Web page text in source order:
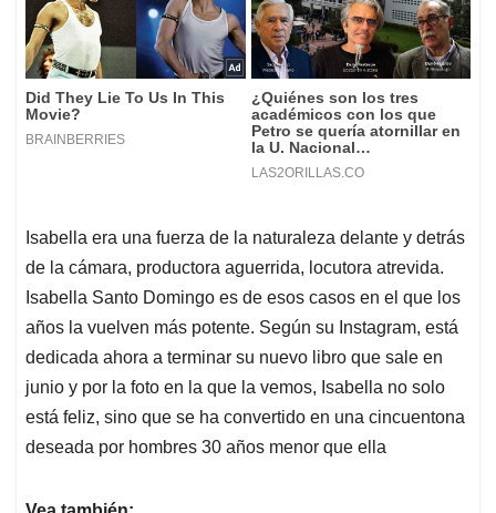
Isabella era una fuerza de la naturaleza delante y detrás
de la cámara, productora aguerrida, locutora atrevida.
Isabella Santo Domingo es de esos casos en el que los
años la vuelven más potente. Según su Instagram, está
dedicada ahora a terminar su nuevo libro que sale en
junio y por la foto en la que la vemos, Isabella no solo
está feliz, sino que se ha convertido en una cincuentona
deseada por hombres 30 años menor que ella